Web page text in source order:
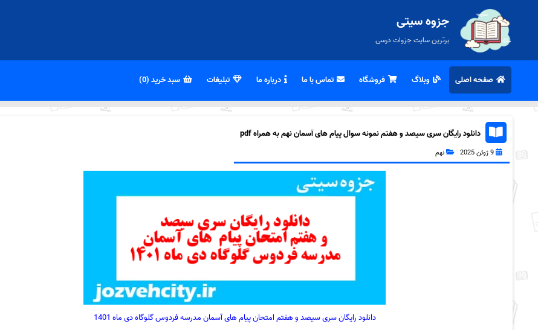
جزوه سیتی
برترین سایت جزوات درسی
صفحه اصلی وبلاگ فروشگاه تماس با ما درباره ما تبلیغات سبد خرید (0)
دانلود رایگان سری سیصد و هفتم نمونه سوال پیام های آسمان نهم به همراه pdf
9 ژوئن 2025 نهم
دانلود رایگان سری سیصد و هفتم امتحان پیام های آسمان مدرسه فردوس گلوگاه دی ماه 1401